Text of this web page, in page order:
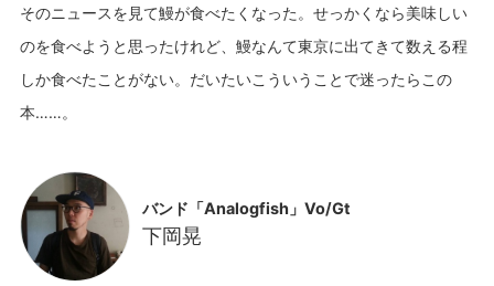
そのニュースを見て鰻が食べたくなった。せっかくなら美味しい
のを食べようと思ったけれど、鰻なんて東京に出てきて数える程
しか食べたことがない。だいたいこういうことで迷ったらこの
バンド「Analogfish」Vo/Gt
下岡晃